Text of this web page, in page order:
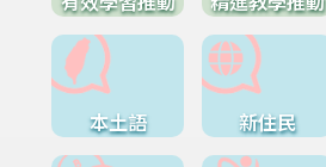
本土語 新住民